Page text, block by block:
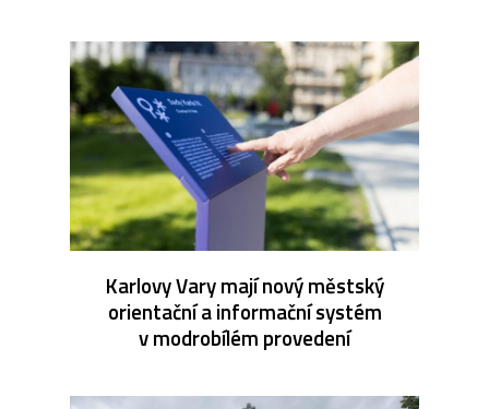
Karlovy Vary mají nový městský
orientační a informační systém
v modrobílém provedení